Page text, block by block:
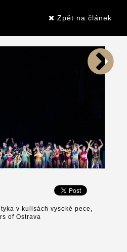
Zpět na článek
v kulisách vysoké pece,
of Ostrava